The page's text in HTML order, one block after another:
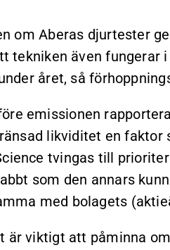
om Aberas djurtester
tekniken även fungerar
året, så
emissionen
likviditet en
tvingas till
som den annars
med bolagets
är viktigt att påminna